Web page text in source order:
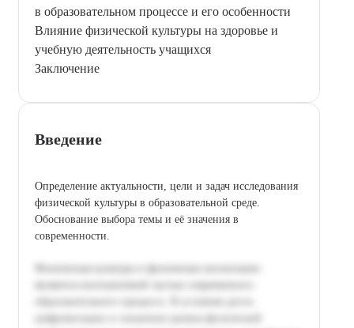
в образовательном процессе и его особенности
Влияние физической культуры на здоровье и
учебную деятельность учащихся
Заключение
Введение
Определение актуальности, цели и задач исследования
физической культуры в образовательной среде.
Обоснование выбора темы и её значения в
современности.